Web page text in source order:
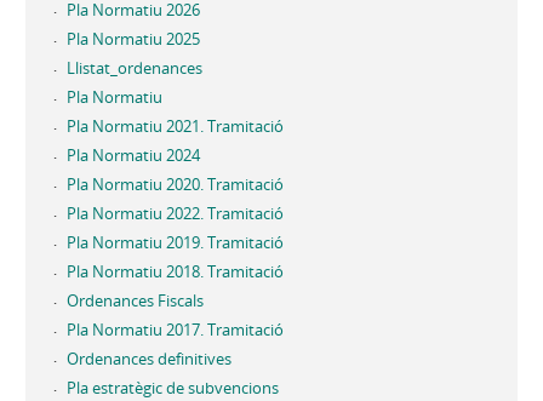
Pla Normatiu 2026
Pla Normatiu 2025
Llistat_ordenances
Pla Normatiu
Pla Normatiu 2021. Tramitació
Pla Normatiu 2024
Pla Normatiu 2020. Tramitació
Pla Normatiu 2022. Tramitació
Pla Normatiu 2019. Tramitació
Pla Normatiu 2018. Tramitació
Ordenances Fiscals
Pla Normatiu 2017. Tramitació
Ordenances definitives
Pla estratègic de subvencions